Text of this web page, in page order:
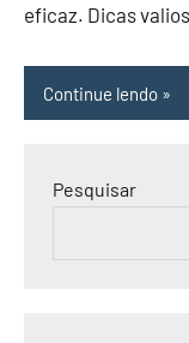
eficaz. Dicas
Continue lendo
Pesquisar